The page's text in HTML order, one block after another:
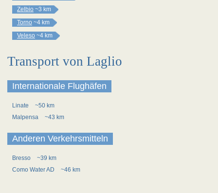
Zelbio ~3 km
Torno ~4 km
Veleso ~4 km
Transport von Laglio
Internationale Flughäfen
Linate
~50 km
Malpensa
~43 km
Anderen Verkehrsmitteln
Bresso
~39 km
Como Water AD
~46 km